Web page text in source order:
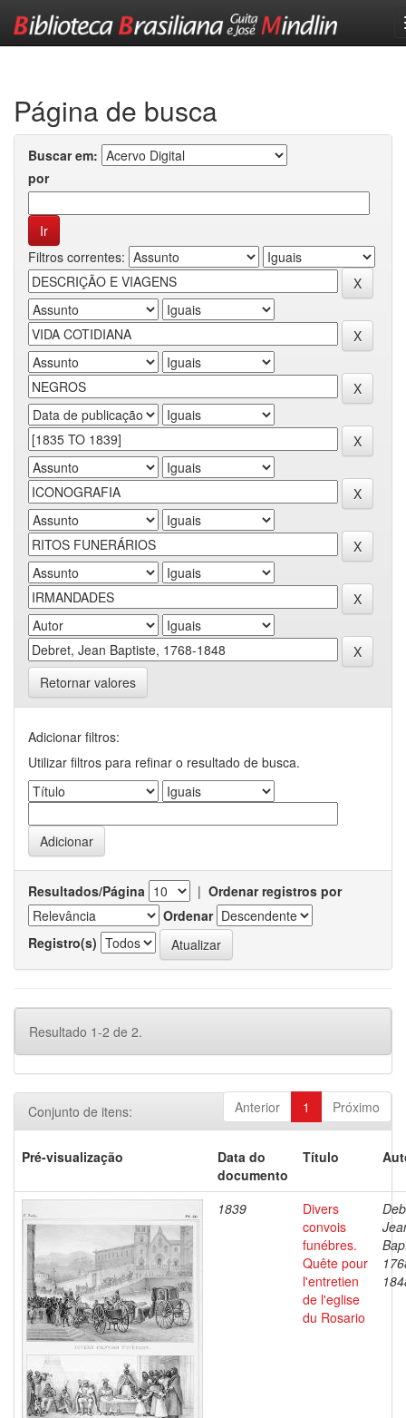
Página de busca
Buscar em:
por
Filtros correntes:
Retornar valores
Adicionar filtros:
Utilizar filtros para refinar o resultado de busca.
Resultados/Página | Ordenar registros por
Ordenar
Registro(s)
Resultado 1-2 de 2.
Anterior 1 Próximo
Conjunto de itens:
Pré-visualização
Data do
documento
Título
1839
Divers
convois
funébres.
Quête pour
l'entretien
de l'eglise
du Rosario